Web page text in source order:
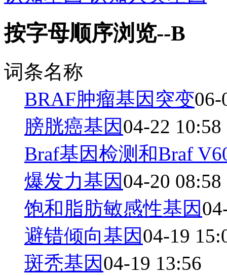
按字母顺序浏览--B
词条名称
BRAF肿瘤基因突变06-
膀胱癌基因04-22 10:58
Braf基因检测和Braf
爆发力基因04-20 08:58
饱和脂肪敏感性基因
避错倾向基因04-19
斑秃基因04-19 13:56